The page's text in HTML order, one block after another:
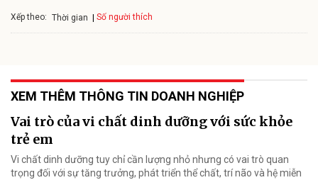
Xếp theo: Thời gian Số người thích
XEM THÊM THÔNG TIN DOANH NGHIỆP
Vai trò của vi chất dinh dưỡng với sức khỏe
trẻ em
Vi chất dinh dưỡng tuy chỉ cần lượng nhỏ nhưng có vai trò quan
trọng đối với sự tăng trưởng, phát triển thể chất, trí não và hệ miễn